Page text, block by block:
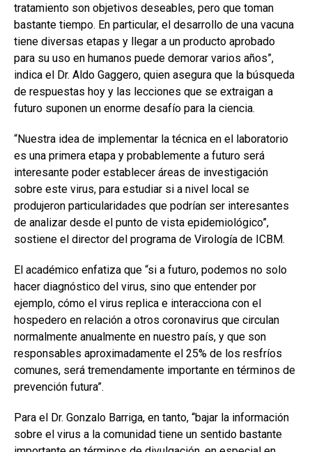
tratamiento son objetivos deseables, pero que toman
bastante tiempo. En particular, el desarrollo de una vacuna
tiene diversas etapas y llegar a un producto aprobado
para su uso en humanos puede demorar varios años”,
indica el Dr. Aldo Gaggero, quien asegura que la búsqueda
de respuestas hoy y las lecciones que se extraigan a
futuro suponen un enorme desafío para la ciencia.
“Nuestra idea de implementar la técnica en el laboratorio
es una primera etapa y probablemente a futuro será
interesante poder establecer áreas de investigación
sobre este virus, para estudiar si a nivel local se
produjeron particularidades que podrían ser interesantes
de analizar desde el punto de vista epidemiológico”,
sostiene el director del programa de Virología de ICBM.
El académico enfatiza que “si a futuro, podemos no solo
hacer diagnóstico del virus, sino que entender por
ejemplo, cómo el virus replica e interacciona con el
hospedero en relación a otros coronavirus que circulan
normalmente anualmente en nuestro país, y que son
responsables aproximadamente el 25% de los resfríos
comunes, será tremendamente importante en términos de
prevención futura”.
Para el Dr. Gonzalo Barriga, en tanto, “bajar la información
sobre el virus a la comunidad tiene un sentido bastante